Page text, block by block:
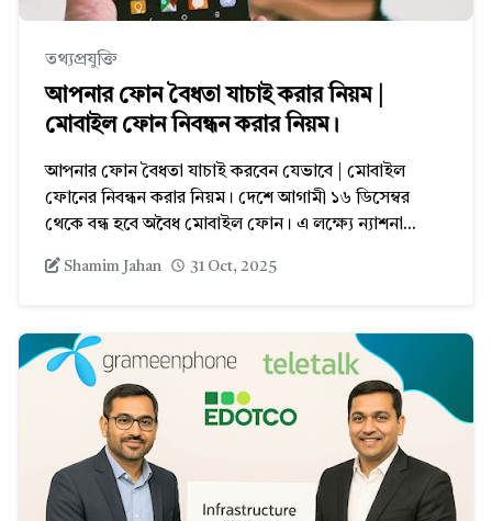
তথ্যপ্রযুক্তি
আপনার ফোন বৈধতা যাচাই করার নিয়ম |
মোবাইল ফোন নিবন্ধন করার নিয়ম।
আপনার ফোন বৈধতা যাচাই করবেন যেভাবে | মোবাইল
ফোনের নিবন্ধন করার নিয়ম। দেশে আগামী ১৬ ডিসেম্বর
থেকে বন্ধ হবে অবৈধ মোবাইল ফোন। এ লক্ষ্যে ন্যাশনা...
Shamim Jahan 31 Oct, 2025